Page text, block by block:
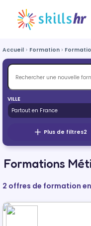
Accueil Formation
VILLE
Plus de filtres2
Formations
2 offres de formation